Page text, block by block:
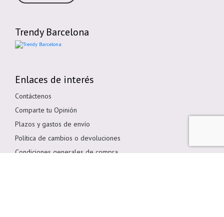
Trendy Barcelona
Enlaces de interés
Contáctenos
Comparte tu Opinión
Plazos y gastos de envío
Política de cambios o devoluciones
Condiciones generales de compra